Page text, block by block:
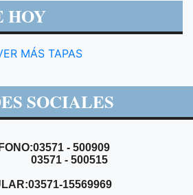
HOY
MÁS TAPAS
SOCIALES
- 500909
- 500515
15569969